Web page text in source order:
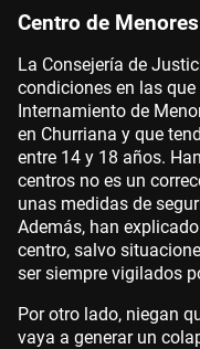
Centro de
La Consejería de
condiciones en las
Internamiento de
en Churriana y que
entre 14 y 18 años.
centros no es un
unas medidas de
Además, han
centro, salvo
ser siempre vigilados
Por otro lado, niegan
vaya a generar un